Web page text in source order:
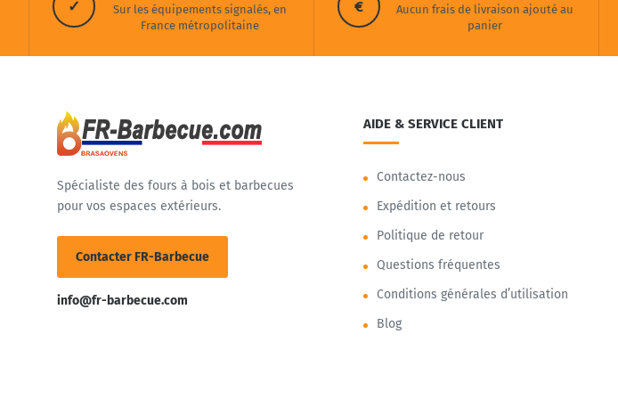
✓
Sur les équipements signalés, en
France métropolitaine
€
Aucun frais de livraison ajouté au
panier
Spécialiste des fours à bois et barbecues
pour vos espaces extérieurs.
Contacter FR-Barbecue
info@fr-barbecue.com
AIDE & SERVICE CLIENT
Contactez-nous
Expédition et retours
Politique de retour
Questions fréquentes
Conditions générales d’utilisation
Blog